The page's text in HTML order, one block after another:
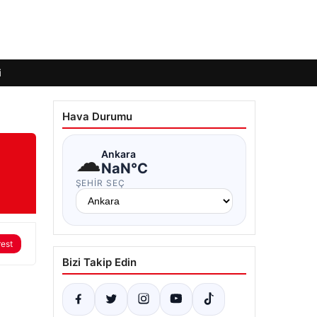
Hava Durumu
☁Ankara
NaN°C
ŞEHIR SEÇ
Bizi Takip Edin